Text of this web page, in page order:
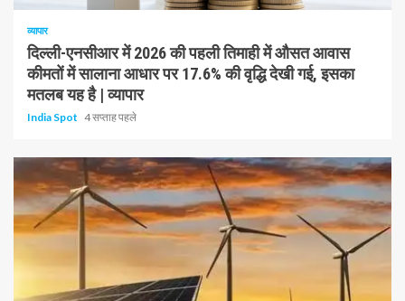
व्यापार
दिल्ली-एनसीआर में 2026 की पहली तिमाही में औसत आवास
कीमतों में सालाना आधार पर 17.6% की वृद्धि देखी गई, इसका
मतलब यह है | व्यापार
India Spot 4 सप्ताह पहले
1 न्यूनतम पढ़ा